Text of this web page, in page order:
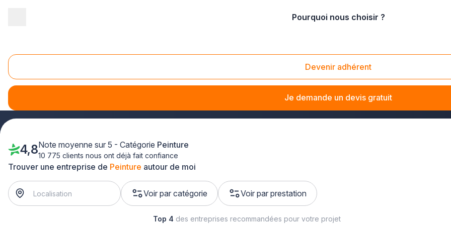
Pourquoi nous choisir ?
Devenir adhérent
Je demande un devis gratuit
Peinture Seine-Maritime (76)
Ne perdez pas une seconde de plus à chercher ailleurs : plus-que-pro.fr vous dénichera un peintre en bâtiment pour
Seine-Maritime !
Trouver une entreprise de Peinture autour de moi
Voir par catégorie Voir par prestation
4,8Note moyenne sur 5 - Catégorie Peinture
10 775 clients nous ont déjà fait confiance
Top 4 des entreprises recommandées pour votre projet